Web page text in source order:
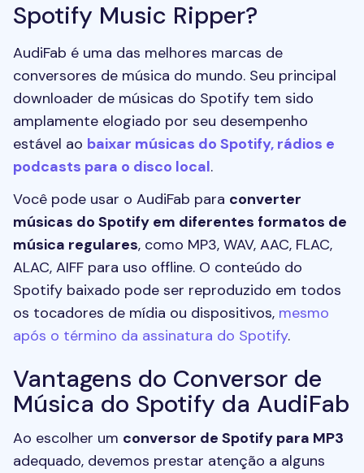
Spotify Music Ripper?
AudiFab é uma das melhores marcas de
conversores de música do mundo. Seu principal
downloader de músicas do Spotify tem sido
amplamente elogiado por seu desempenho
estável ao baixar músicas do Spotify, rádios e
podcasts para o disco local.
Você pode usar o AudiFab para converter
músicas do Spotify em diferentes formatos de
música regulares, como MP3, WAV, AAC, FLAC,
ALAC, AIFF para uso offline. O conteúdo do
Spotify baixado pode ser reproduzido em todos
os tocadores de mídia ou dispositivos, mesmo
após o término da assinatura do Spotify.
Vantagens do Conversor de
Música do Spotify da AudiFab
Ao escolher um conversor de Spotify para MP3
adequado, devemos prestar atenção a alguns